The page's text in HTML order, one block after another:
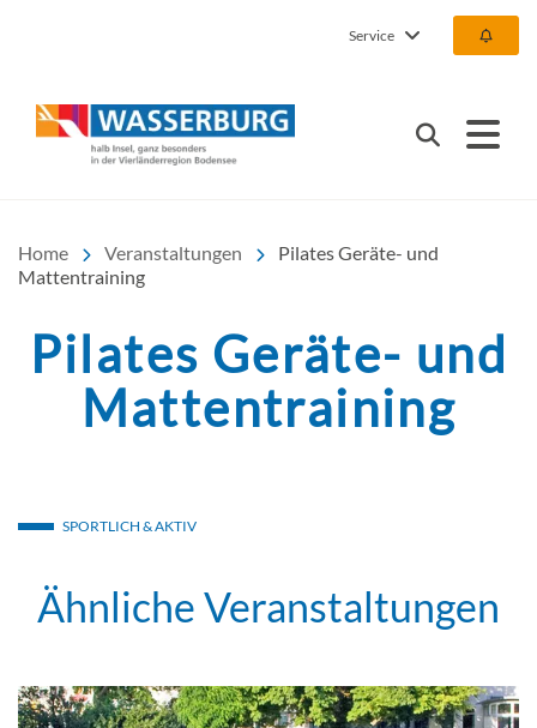
Service
Urlaub | Ferien | Hotel |
Suchen
Home Veranstaltungen
Pilates Geräte- und
Mattentraining
Pilates Geräte- und
Mattentraining
SPORTLICH & AKTIV
Ähnliche Veranstaltungen